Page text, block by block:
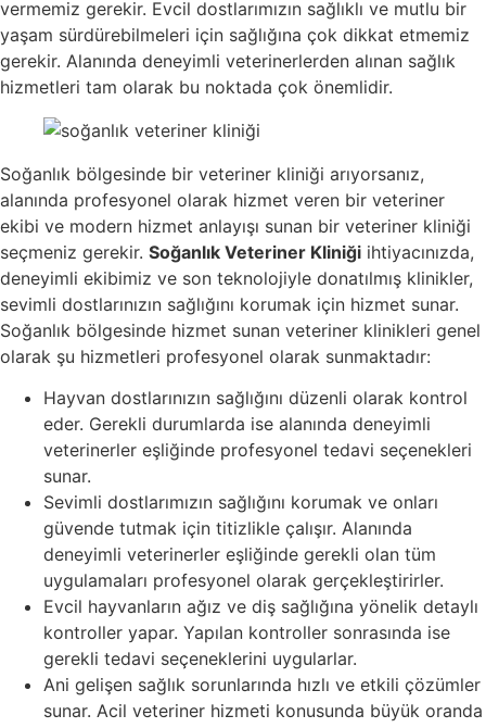
vermemiz gerekir. Evcil dostlarımızın sağlıklı ve mutlu bir
yaşam sürdürebilmeleri için sağlığına çok dikkat etmemiz
gerekir. Alanında deneyimli veterinerlerden alınan sağlık
hizmetleri tam olarak bu noktada çok önemlidir.
Soğanlık bölgesinde bir veteriner kliniği arıyorsanız,
alanında profesyonel olarak hizmet veren bir veteriner
ekibi ve modern hizmet anlayışı sunan bir veteriner kliniği
seçmeniz gerekir. Soğanlık Veteriner Kliniği ihtiyacınızda,
deneyimli ekibimiz ve son teknolojiyle donatılmış klinikler,
sevimli dostlarınızın sağlığını korumak için hizmet sunar.
Soğanlık bölgesinde hizmet sunan veteriner klinikleri genel
olarak şu hizmetleri profesyonel olarak sunmaktadır:
Hayvan dostlarınızın sağlığını düzenli olarak kontrol
eder. Gerekli durumlarda ise alanında deneyimli
veterinerler eşliğinde profesyonel tedavi seçenekleri
sunar.
Sevimli dostlarımızın sağlığını korumak ve onları
güvende tutmak için titizlikle çalışır. Alanında
deneyimli veterinerler eşliğinde gerekli olan tüm
uygulamaları profesyonel olarak gerçekleştirirler.
Evcil hayvanların ağız ve diş sağlığına yönelik detaylı
kontroller yapar. Yapılan kontroller sonrasında ise
gerekli tedavi seçeneklerini uygularlar.
Ani gelişen sağlık sorunlarında hızlı ve etkili çözümler
sunar. Acil veteriner hizmeti konusunda büyük oranda